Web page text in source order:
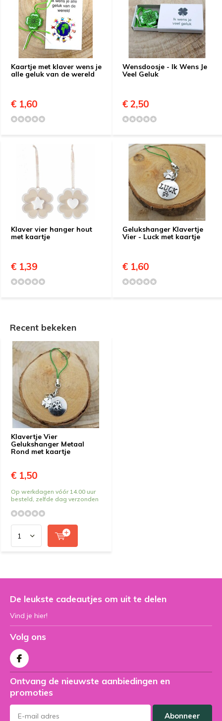
Kaartje met klaver wens je
alle geluk van de wereld
€ 1,60
Wensdoosje - Ik Wens Je
Veel Geluk
€ 2,50
Klaver vier hanger hout
met kaartje
€ 1,39
Gelukshanger Klavertje
Vier - Luck met kaartje
€ 1,60
Recent bekeken
Klavertje Vier
Gelukshanger Metaal
Rond met kaartje
€ 1,50
Op werkdagen vóór 14.00 uur
besteld, zelfde dag verzonden
De leukste cadeautjes om uit te delen
Vind je hier!
Volg ons
Ontvang de nieuwste aanbiedingen en
promoties
Abonneer